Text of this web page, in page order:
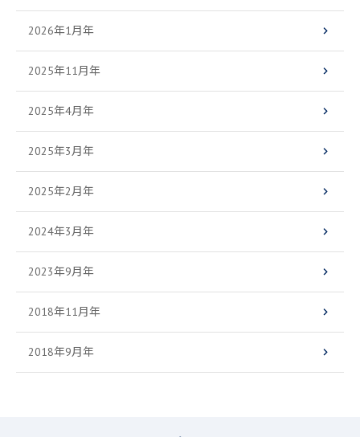
2026年1月年
2025年11月年
2025年4月年
2025年3月年
2025年2月年
2024年3月年
2023年9月年
2018年11月年
2018年9月年